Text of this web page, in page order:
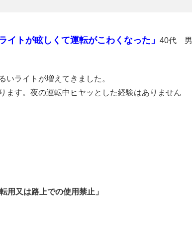
イトが眩しくて運転がこわくなった」 40代 男
ライトが増えてきました。
ます。夜の運転中ヒヤッとした経験はありません
用又は路上での使用禁止」